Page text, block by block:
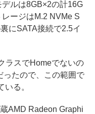
ルは8GB×2の計16G
ージはM.2 NVMe S
にSATA接続で2.5イ
ラスでHomeでないの
ったので、この範囲で
る。
AMD Radeon Graphi